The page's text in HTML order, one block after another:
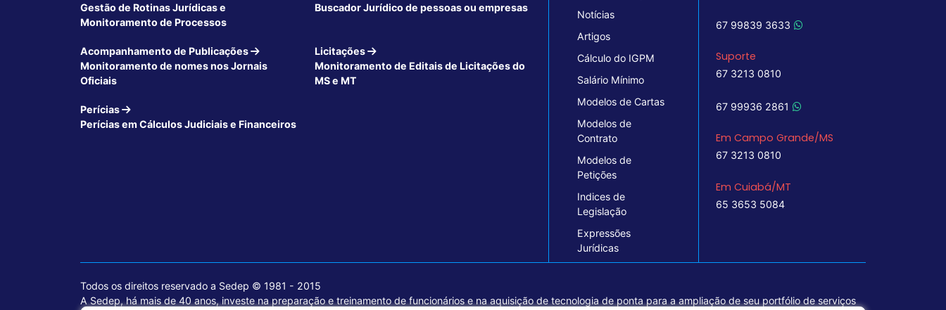
Gestão de Rotinas Jurídicas e
Monitoramento de Processos
Buscador Jurídico de pessoas ou empresas
Acompanhamento de Publicações
Monitoramento de nomes nos Jornais
Oficiais
Licitações
Monitoramento de Editais de Licitações do
MS e MT
Perícias
Perícias em Cálculos Judiciais e Financeiros
Notícias
Artigos
Cálculo do IGPM
Salário Mínimo
Modelos de Cartas
Modelos de
Contrato
Modelos de
Petições
Indices de
Legislação
Expressões
Jurídicas
67 99839 3633
Suporte
67 3213 0810
67 99936 2861
Em Campo Grande/MS
67 3213 0810
Em Cuiabá/MT
65 3653 5084
Todos os direitos reservado a Sedep © 1981 - 2015
A Sedep, há mais de 40 anos, investe na preparação e treinamento de funcionários e na aquisição de tecnologia de ponta para a ampliação de seu portfólio de serviços